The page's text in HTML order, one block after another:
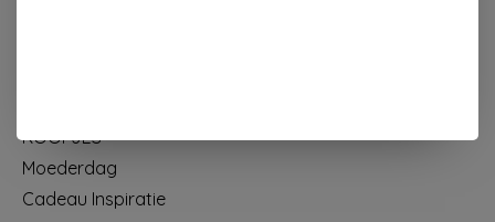
KOOPJES
Moederdag
Cadeau Inspiratie